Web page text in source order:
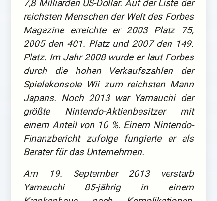
7,8 Milliarden US-Dollar. Auf der Liste der
reichsten Menschen der Welt des Forbes
Magazine erreichte er 2003 Platz 75,
2005 den 401. Platz und 2007 den 149.
Platz. Im Jahr 2008 wurde er laut Forbes
durch die hohen Verkaufszahlen der
Spielekonsole Wii zum reichsten Mann
Japans. Noch 2013 war Yamauchi der
größte Nintendo-Aktienbesitzer mit
einem Anteil von 10 %. Einem Nintendo-
Finanzbericht zufolge fungierte er als
Berater für das Unternehmen.
Am 19. September 2013 verstarb
Yamauchi 85-jährig in einem